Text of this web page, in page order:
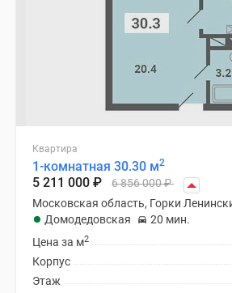
Квартира
1-комнатная 30.30 м2
5 211 000 ₽ 6 856 000₽
Московская область, Горки
Домодедовская
20 мин.
Цена за м2
Корпус
Этаж